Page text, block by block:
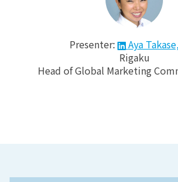
Presenter:
Aya
Rigaku
Head of Global Marketing